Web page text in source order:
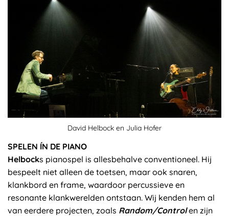
David Helbock en Julia Hofer
SPELEN ÍN DE PIANO
Helbocks pianospel is allesbehalve conventioneel. Hij
bespeelt niet alleen de toetsen, maar ook snaren,
klankbord en frame, waardoor percussieve en
resonante klankwerelden ontstaan. Wij kenden hem al
van eerdere projecten, zoals Random/Controlen zijn